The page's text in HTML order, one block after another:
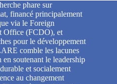
phare sur
financé principalement
via le Foreign
Office (FCDO), et
pour le développement
comble les lacunes
soutenant le leadership
et socialement
au changement